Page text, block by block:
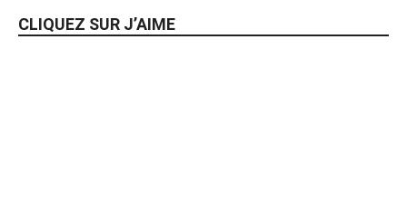
CLIQUEZ SUR J’AIME